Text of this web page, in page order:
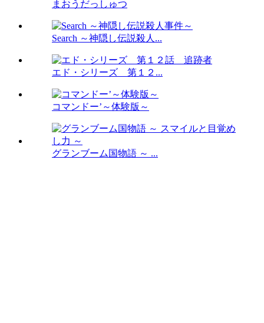
まおうだっしゅつ
Search ～神隠し伝説殺人...
エド・シリーズ 第１２...
コマンドー’～体験版～
グランブーム国物語 ～ ...